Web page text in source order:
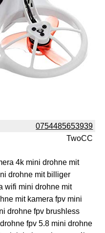
0754485653939
TwoCC
4k mini drohne mit
drohne mit billiger
wifi mini drohne mit
mit kamera fpv mini
drohne fpv brushless
fpv 5.8 mini drohne